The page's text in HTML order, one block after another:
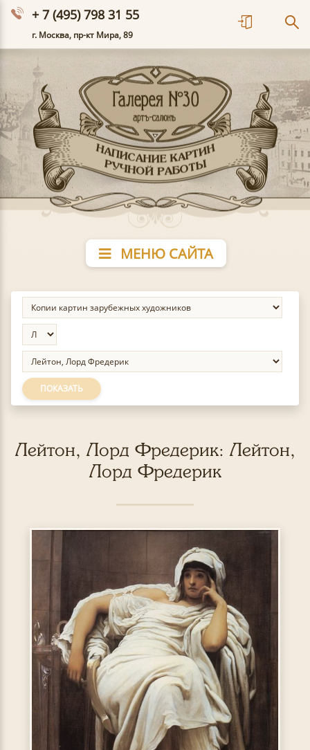
+ 7 (495) 798 31 55
г. Москва, пр-кт Мира, 89
МЕНЮ САЙТА
ПОКАЗАТЬ
Лейтон, Лорд Фредерик: Лейтон,
Лорд Фредерик